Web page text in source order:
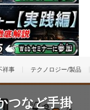
祥事 テクノロジー/製品
つなど手掛